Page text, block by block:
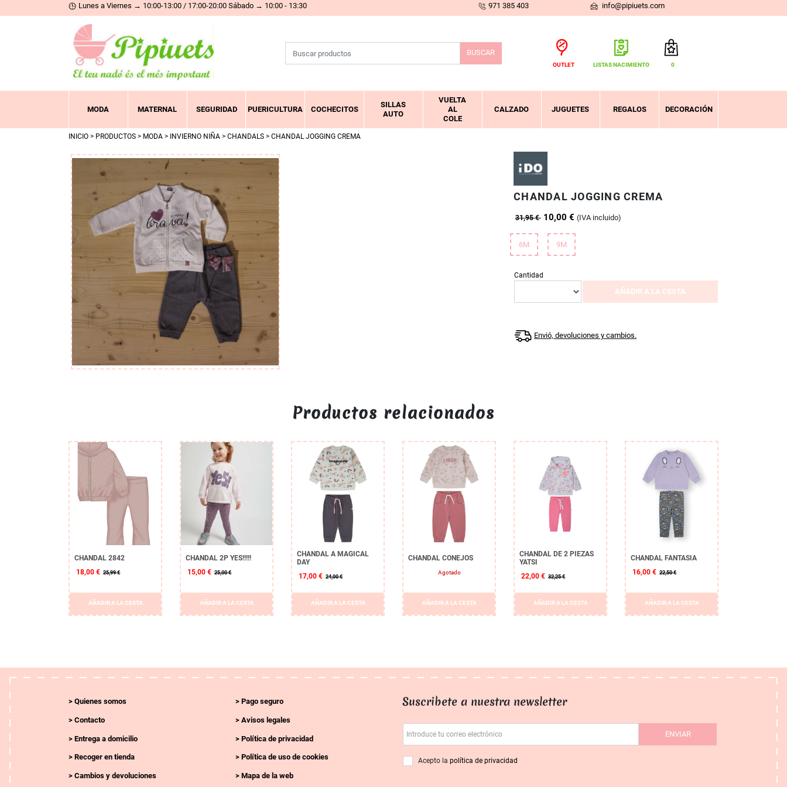
Lunes a Viernes → 10:00-13:00 / 17:00-20:00 Sábado → 10:00 - 13:30 971 385 403 info@pipiuets.com
BUSCAR
OUTLET LISTAS NACIMIENTO 0
VER CESTA
MODA MATERNAL SEGURIDAD PUERICULTURA COCHECITOS
SILLAS
AUTO
VUELTA
AL
COLE
CALZADO JUGUETES REGALOS DECORACIÓN
INICIO > PRODUCTOS > MODA > INVIERNO NIÑA > CHANDALS > CHANDAL JOGGING CREMA
CHANDAL JOGGING CREMA
31,95 € 10,00 € (IVA incluido)
6M 9M
Cantidad
AÑADIR A LA CESTA
Envió, devoluciones y cambios.
Productos relacionados
CHANDAL 2842
18,00 € 25,99 €
AÑADIR A LA CESTA
CHANDAL 2P YES!!!!!
15,00 € 25,00 €
AÑADIR A LA CESTA
CHANDAL A MAGICAL
DAY
17,00 € 24,00 €
AÑADIR A LA CESTA
CHANDAL CONEJOS
Agotado
AÑADIR A LA CESTA
CHANDAL DE 2 PIEZAS
YATSI
22,00 € 32,25 €
AÑADIR A LA CESTA
CHANDAL FANTASIA
16,00 € 22,50 €
AÑADIR A LA CESTA
Quienes somos
Contacto
Entrega a domicilio
Recoger en tienda
Cambios y devoluciones
Pago seguro
Avisos legales
Política de privacidad
Política de uso de cookies
Mapa de la web
Suscribete a nuestra newsletter
Introduce tu correo electrónico ENVIAR
Acepto la política de privacidad